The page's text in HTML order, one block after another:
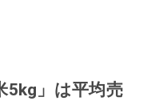
5kg」は平均売